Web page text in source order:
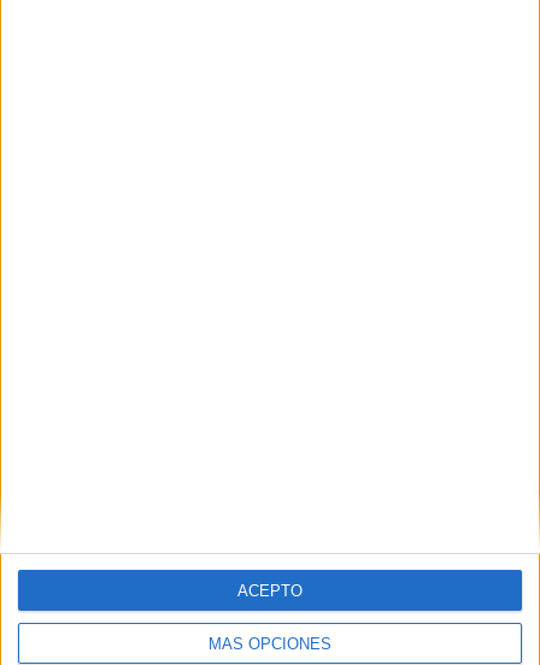
MÁS OPCIONES
ACEPTO
PINTEREST